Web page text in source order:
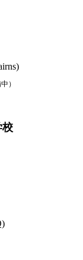
）
校